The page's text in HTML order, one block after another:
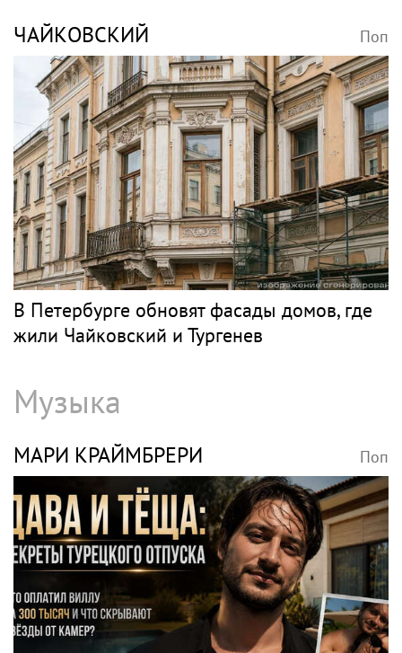
ЧАЙКОВСКИЙ Поп
В Петербурге обновят фасады домов, где
жили Чайковский и Тургенев
Музыка
МАРИ КРАЙМБРЕРИ Поп